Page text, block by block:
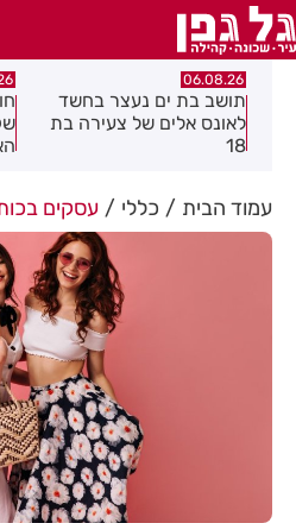
06.08.26
תושב בת ים נעצר בחשד
לאונס אלים של צעירה בת
18
עמוד הבית כללי עסקים